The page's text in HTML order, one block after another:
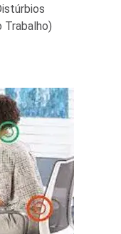
Trabalho)